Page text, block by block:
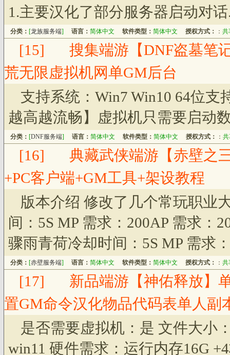
1.主要汉化了部分服务器启动对
分类： [龙族服务端] 语言： 简体中文 软件类型： 简体中文 授权方式： ： 共
[15]
搜集端游【DNF盗墓笔
荒无限虚拟机网单GM后台
支持系统：Win7 Win10 64位
越高越流畅】虚拟机只需要启动
分类： [DNF服务端] 语言： 简体中文 软件类型： 简体中文 授权方式： ： 共
[16]
典藏武侠端游【赤壁之
+PC客户端+GM工具+架设教程
版本介绍 修改了几个常玩职业
间：5S MP 需求：200AP 需求：
骤雨青荷冷却时间：5S MP 需求
分类： [赤壁服务端] 语言： 简体中文 软件类型： 简体中文 授权方式： ： 共
[17]
新品端游【神佑释放】
置GM命令汉化物品代码表单人副
是否需要虚拟机：是 文件大小
win11 硬件需求：运行内存16G